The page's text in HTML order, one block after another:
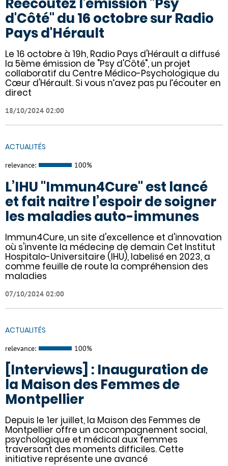
Réécoutez l'émission "Psy
d'Côté" du 16 octobre sur Radio
Pays d'Hérault
Le 16 octobre à 19h, Radio Pays d'Hérault a diffusé
la 5ème émission de "Psy d'Côté", un projet
collaboratif du Centre Médico-Psychologique du
Cœur d'Hérault. Si vous n’avez pas pu l’écouter en
direct
18/10/2024 02:00
ACTUALITÉS
relevance: 100%
L’IHU "Immun4Cure" est lancé
et fait naitre l’espoir de soigner
les maladies auto-immunes
Immun4Cure, un site d'excellence et d'innovation
où s'invente la médecine de demain Cet Institut
Hospitalo-Universitaire (IHU), labelisé en 2023, a
comme feuille de route la compréhension des
maladies
07/10/2024 02:00
ACTUALITÉS
relevance: 100%
[Interviews] : Inauguration de
la Maison des Femmes de
Montpellier
Depuis le 1er juillet, la Maison des Femmes de
Montpellier offre un accompagnement social,
psychologique et médical aux femmes
traversant des moments difficiles. Cette
initiative représente une avancé